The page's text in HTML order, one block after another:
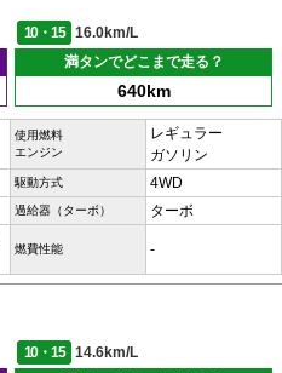
10・15
16.0km/L
満タンでどこまで走る？
640km
使用燃料
エンジン
レギュラー
ガソリン
駆動方式 4WD
過給器（ターボ） ターボ
燃費性能 -
10・15
14.6km/L